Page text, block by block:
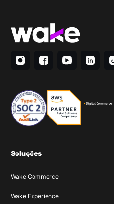
Soluções
Wake Commerce
Wake Experience